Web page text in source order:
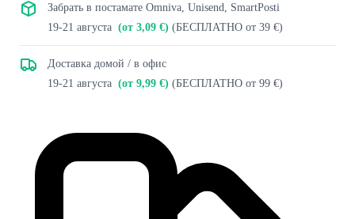
Забрать в постамате Omniva, Unisend, SmartPosti
19-21 августа (от 3,09 €) (БЕСПЛАТНО от 39 €)
Доставка домой / в офис
19-21 августа (от 9,99 €) (БЕСПЛАТНО от 99 €)